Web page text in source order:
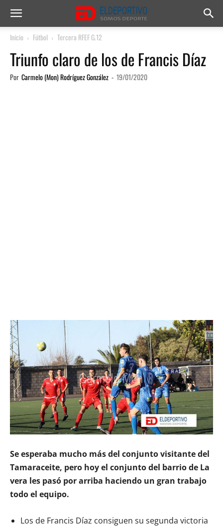
Inicio Fútbol Tercera RFEF G.12
Triunfo claro de los de Francis Díaz
Por Carmelo (Mon) Rodríguez González - 19/01/2020
Se esperaba mucho más del conjunto visitante del
Tamaraceite, pero hoy el conjunto del barrio de La
vera les pasó por arriba haciendo un gran trabajo
todo el equipo.
Los de Francis Díaz consiguen su segunda victoria